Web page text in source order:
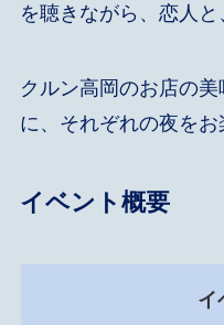
を聴きながら、恋人と
クルン高岡のお店の
に、それぞれの夜をお
イベント概要
イ